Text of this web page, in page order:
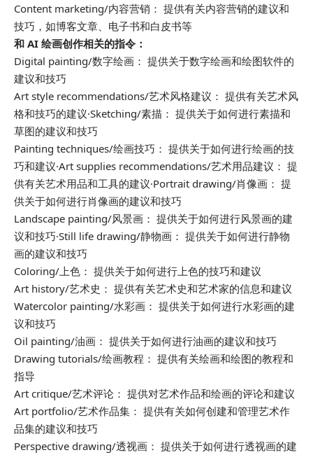
Content marketing/内容营销： 提供有关内容营销的建议和
技巧，如博客文章、电子书和白皮书等
和 AI 绘画创作相关的指令：
Digital painting/数字绘画： 提供关于数字绘画和绘图软件的
建议和技巧
Art style recommendations/艺术风格建议： 提供有关艺术风
格和技巧的建议·Sketching/素描： 提供关于如何进行素描和
草图的建议和技巧
Painting techniques/绘画技巧： 提供关于如何进行绘画的技
巧和建议·Art supplies recommendations/艺术用品建议： 提
供有关艺术用品和工具的建议·Portrait drawing/肖像画： 提
供关于如何进行肖像画的建议和技巧
Landscape painting/风景画： 提供关于如何进行风景画的建
议和技巧·Still life drawing/静物画： 提供关于如何进行静物
画的建议和技巧
Coloring/上色： 提供关于如何进行上色的技巧和建议
Art history/艺术史： 提供有关艺术史和艺术家的信息和建议
Watercolor painting/水彩画： 提供关于如何进行水彩画的建
议和技巧
Oil painting/油画： 提供关于如何进行油画的建议和技巧
Drawing tutorials/绘画教程： 提供有关绘画和绘图的教程和
指导
Art critique/艺术评论： 提供对艺术作品和绘画的评论和建议
Art portfolio/艺术作品集： 提供有关如何创建和管理艺术作
品集的建议和技巧
Perspective drawing/透视画： 提供关于如何进行透视画的建